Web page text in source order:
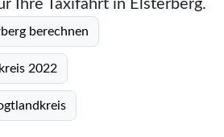
Ihre Taxifahrt in Elsterberg.
berechnen
2022